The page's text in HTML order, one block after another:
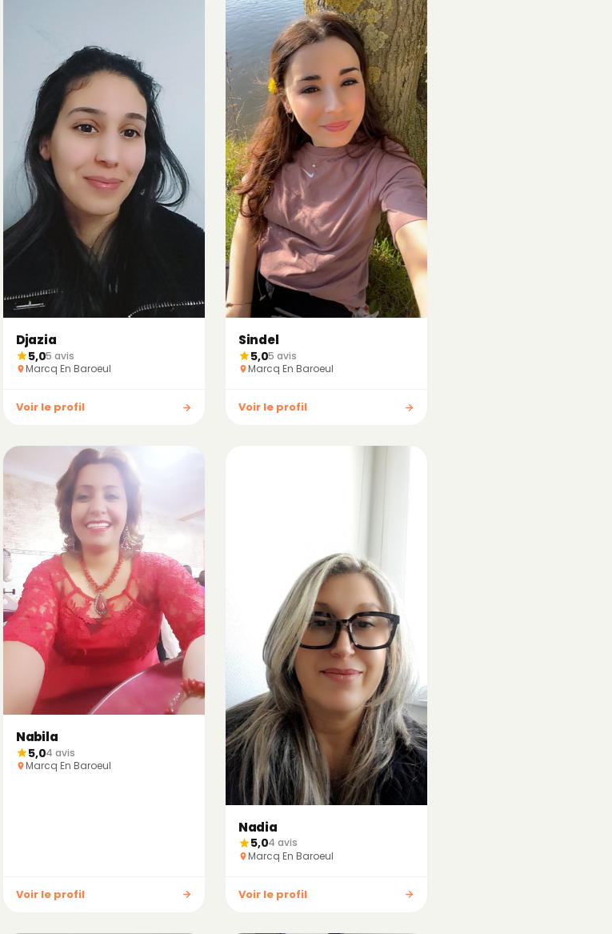
Djazia
5,05 avis
Marcq En Baroeul
Voir le profil
Sindel
5,05 avis
Marcq En Baroeul
Voir le profil
Nabila
5,04 avis
Marcq En Baroeul
Voir le profil
Nadia
5,04 avis
Marcq En Baroeul
Voir le profil